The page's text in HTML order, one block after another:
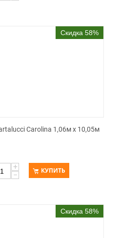
Скидка 58%
Carolina 1,06м х 10,05м
+
−
КУПИТЬ
Скидка 58%